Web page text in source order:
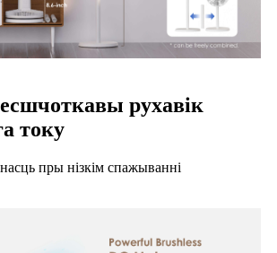
рухавік
току
пры нізкім спажыванні